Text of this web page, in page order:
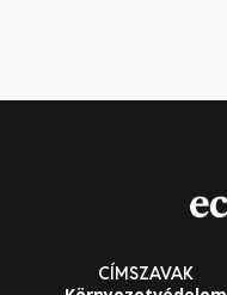
CÍMSZAVAK